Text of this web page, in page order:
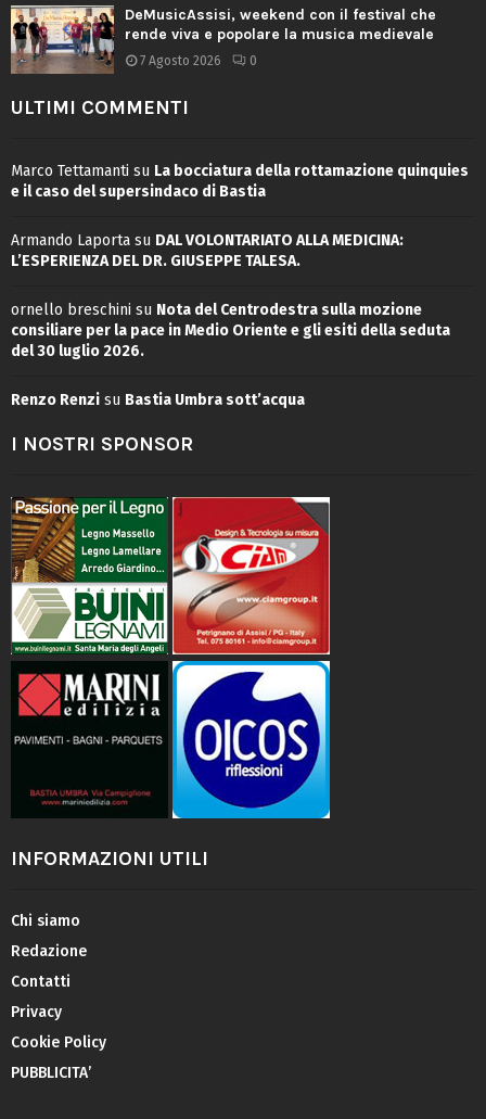
DeMusicAssisi, weekend con il festival che
rende viva e popolare la musica medievale
7 Agosto 2026 0
ULTIMI COMMENTI
Marco Tettamanti su La bocciatura della rottamazione quinquies
e il caso del supersindaco di Bastia
Armando Laporta su DAL VOLONTARIATO ALLA MEDICINA:
L’ESPERIENZA DEL DR. GIUSEPPE TALESA.
ornello breschini su Nota del Centrodestra sulla mozione
consiliare per la pace in Medio Oriente e gli esiti della seduta
del 30 luglio 2026.
Renzo Renzi su Bastia Umbra sott’acqua
I NOSTRI SPONSOR
INFORMAZIONI UTILI
Chi siamo
Redazione
Contatti
Privacy
Cookie Policy
PUBBLICITA’